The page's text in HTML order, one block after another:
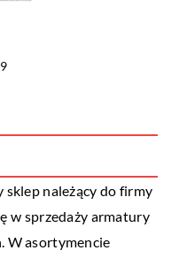
należący do firmy
w sprzedaży armatury
W asortymencie